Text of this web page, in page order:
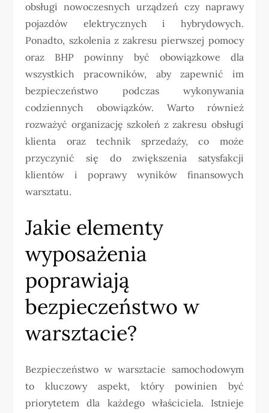
obsługi nowoczesnych urządzeń czy naprawy
pojazdów elektrycznych i hybrydowych.
Ponadto, szkolenia z zakresu pierwszej pomocy
oraz BHP powinny być obowiązkowe dla
wszystkich pracowników, aby zapewnić im
bezpieczeństwo podczas wykonywania
codziennych obowiązków. Warto również
rozważyć organizację szkoleń z zakresu obsługi
klienta oraz technik sprzedaży, co może
przyczynić się do zwiększenia satysfakcji
klientów i poprawy wyników finansowych
warsztatu.
Jakie elementy
wyposażenia
poprawiają
bezpieczeństwo w
warsztacie?
Bezpieczeństwo w warsztacie samochodowym
to kluczowy aspekt, który powinien być
priorytetem dla każdego właściciela. Istnieje